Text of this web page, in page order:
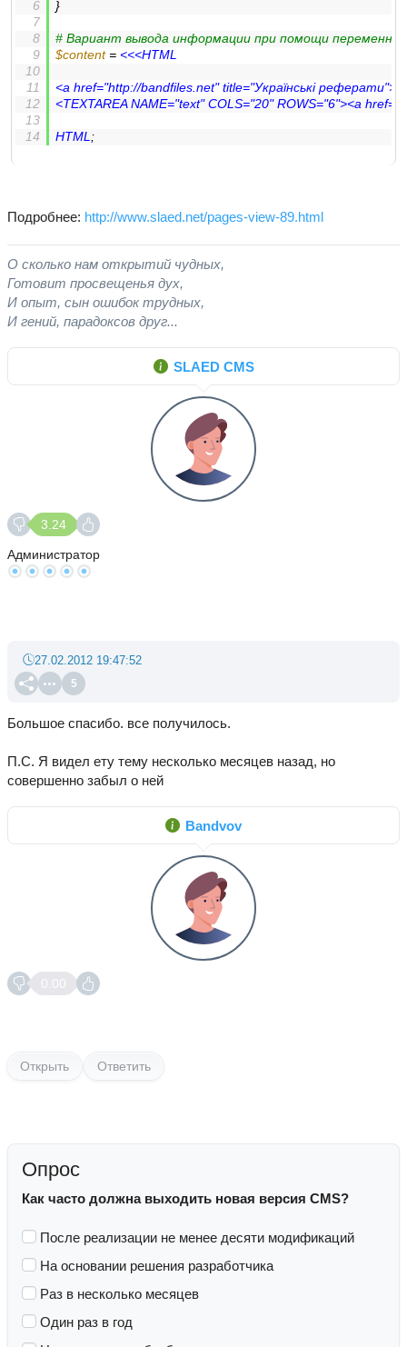
}
# Вариант вывода информации при помощи
$content = <<<HTML
<a href="http://bandfiles.net" title="Українські
<TEXTAREA NAME="text" COLS="20" ROWS="6"><a
HTML;
Подробнее: http://www.slaed.net/pages-view-89.html
О сколько нам открытий чудных,
Готовит просвещенья дух,
И опыт, сын ошибок трудных,
И гений, парадоксов друг...
SLAED CMS
3.24
Администратор
5
27.02.2012 19:47:52
Большое спасибо. все получилось.
П.С. Я видел ету тему несколько месяцев назад, но
совершенно забыл о ней
Bandvov
0.00
Открыть Ответить
Опрос
Как часто должна выходить новая версия CMS?
После реализации не менее десяти модификаций
На основании решения разработчика
Раз в несколько месяцев
Один раз в год